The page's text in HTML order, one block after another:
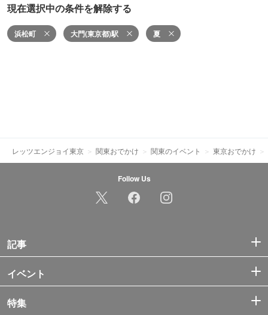
現在選択中の条件を解除する
浜松町 大門(東京都)駅 夏
レッツエンジョイ東京 関東おでかけ 関東のイベント 東京おでかけ
Follow Us
記事
イベント
特集